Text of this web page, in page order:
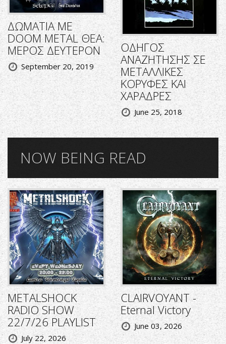
ΔΩΜΑΤΙΑ ΜΕ
DOOM METAL ΘΕΑ:
ΜΕΡΟΣ ΔΕΥΤΕΡΟΝ
September 20, 2019
ΟΔΗΓΟΣ
ΑΝΑΖΗΤΗΣΗΣ ΣΕ
ΜΕΤΑΛΛΙΚΕΣ
ΚΟΡΥΦΕΣ ΚΑΙ
ΧΑΡΑΔΡΕΣ
June 25, 2018
NOW BEING READ
METALSHOCK
RADIO SHOW
22/7/26 PLAYLIST
July 22, 2026
CLAIRVOYANT -
Eternal Victory
June 03, 2026